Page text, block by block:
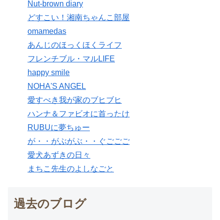
Nut-brown diary
どすこい！湘南ちゃんこ部屋
omamedas
あんじのほっくほくライフ
フレンチブル・マルLIFE
happy smile
NOHA'S ANGEL
愛すべき我が家のブヒブヒ
ハンナ＆ファビオに首ったけ
RUBUに夢ちゅー
が・・がぶがぶ・・ぐごごご
愛犬あずきの日々
まちこ先生のよしなごと
過去のブログ